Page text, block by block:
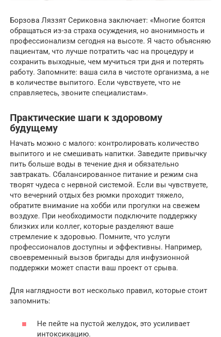
Борзова Ляззят Сериковна заключает: «Многие боятся
обращаться из-за страха осуждения, но анонимность и
профессионализм сегодня на высоте. Я часто объясняю
пациентам, что лучше потратить час на процедуру и
сохранить выходные, чем мучиться три дня и потерять
работу. Запомните: ваша сила в чистоте организма, а не
в количестве выпитого. Если чувствуете, что не
справляетесь, звоните специалистам».
Практические шаги к здоровому
будущему
Начать можно с малого: контролировать количество
выпитого и не смешивать напитки. Заведите привычку
пить больше воды в течение дня и обязательно
завтракать. Сбалансированное питание и режим сна
творят чудеса с нервной системой. Если вы чувствуете,
что вечерний отдых без рюмки проходит тяжело,
обратите внимание на хобби или прогулки на свежем
воздухе. При необходимости подключите поддержку
близких или коллег, которые разделяют ваше
стремление к здоровью. Помните, что услуги
профессионалов доступны и эффективны. Например,
своевременный вызов бригады для инфузионной
поддержки может спасти ваш проект от срыва.
Для наглядности вот несколько правил, которые стоит
запомнить:
Не пейте на пустой желудок, это усиливает
интоксикацию.